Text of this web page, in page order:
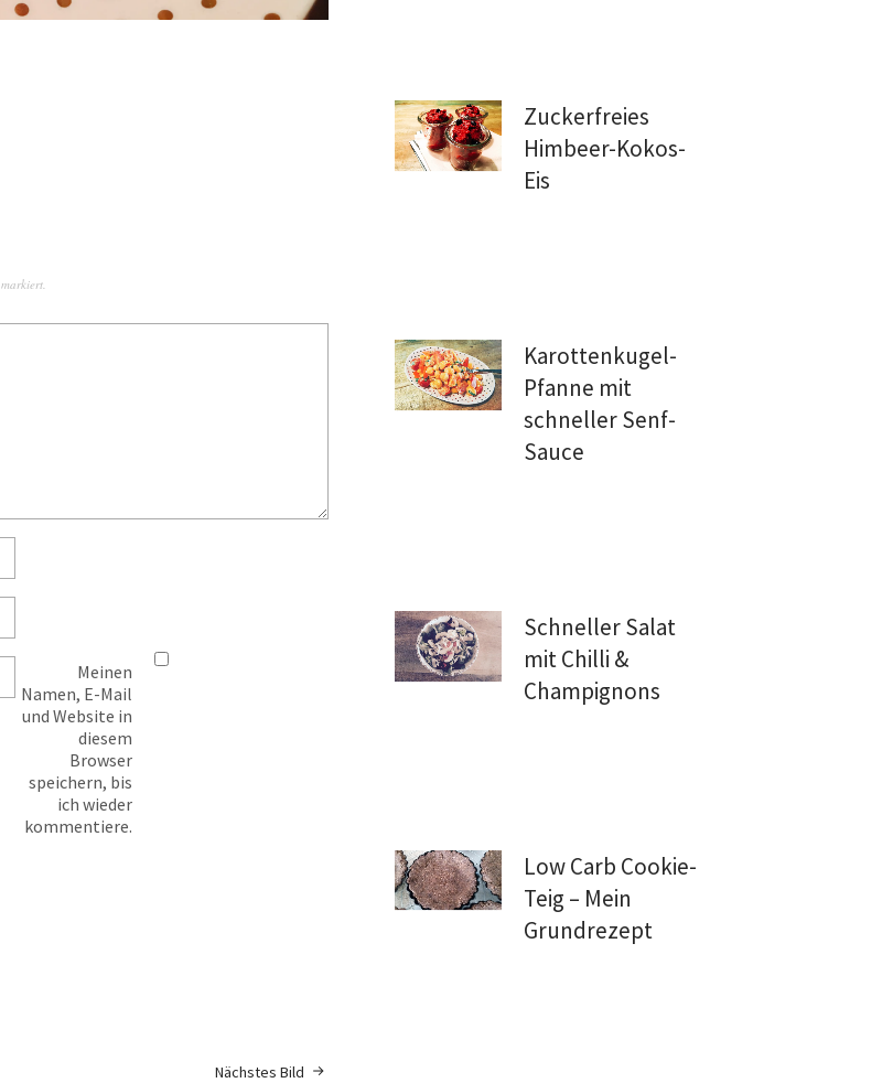
markiert.
Meinen
Namen, E-Mail
und Website in
diesem
Browser
speichern, bis
ich wieder
kommentiere.
Nächstes Bild
Zuckerfreies
Himbeer-Kokos-
Eis
Karottenkugel-
Pfanne mit
schneller Senf-
Sauce
Schneller Salat
mit Chilli &
Champignons
Low Carb Cookie-
Teig – Mein
Grundrezept